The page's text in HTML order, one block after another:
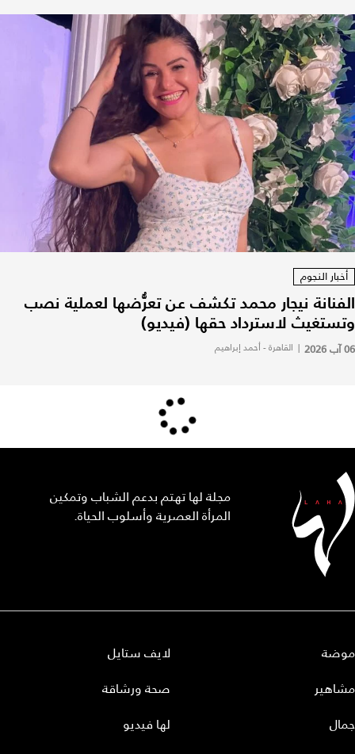
أخبار النجوم
الفنانة نيجار محمد تكشف عن تعرُّضها لعملية نصب
وتستغيث لاسترداد حقها (فيديو)
06 آب 2026 | القاهرة - أحمد إبراهيم
مجلة لها تهتم بدعم الشباب وتمكين
المرأة العصرية وأسلوب الحياة.
موضة
مشاهير
جمال
لايف ستايل
صحة ورشاقة
لها فيديو